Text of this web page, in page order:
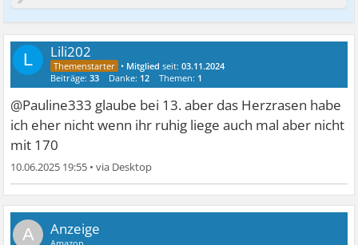
L Lili202
• Mitglied seit:03.11.2024
Beiträge:33 Danke: 12 Themen: 1
@Pauline333 glaube bei 13. aber das Herzrasen habe
ich eher nicht wenn ihr ruhig liege auch mal aber nicht
mit 170
10.06.2025 19:55 •
A